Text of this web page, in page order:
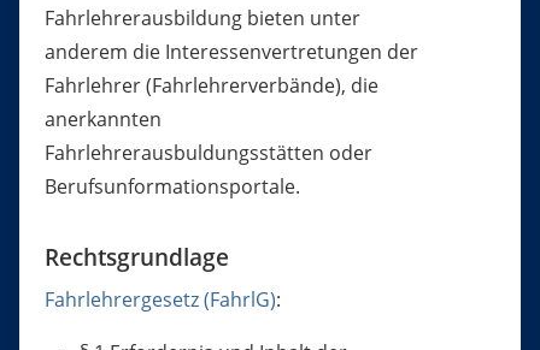
Fahrlehrerausbildung bieten unter
anderem die Interessenvertretungen der
Fahrlehrer (Fahrlehrerverbände), die
anerkannten
Fahrlehrerausbuldungsstätten oder
Berufsunformationsportale.
Rechtsgrundlage
Fahrlehrergesetz (FahrlG):